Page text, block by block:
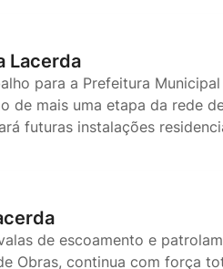
Lacerda
para a Prefeitura
de mais uma etapa da rede
futuras instalações
de escoamento e
Obras, continua com força